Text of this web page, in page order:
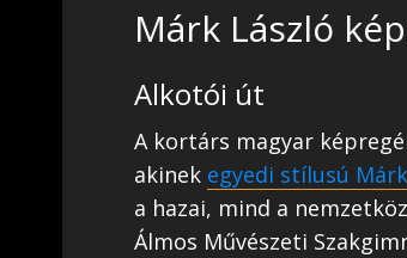
Márk László
Alkotói út
A kortárs magyar
akinek egyedi stílusú
a hazai, mind a
Álmos Művészeti